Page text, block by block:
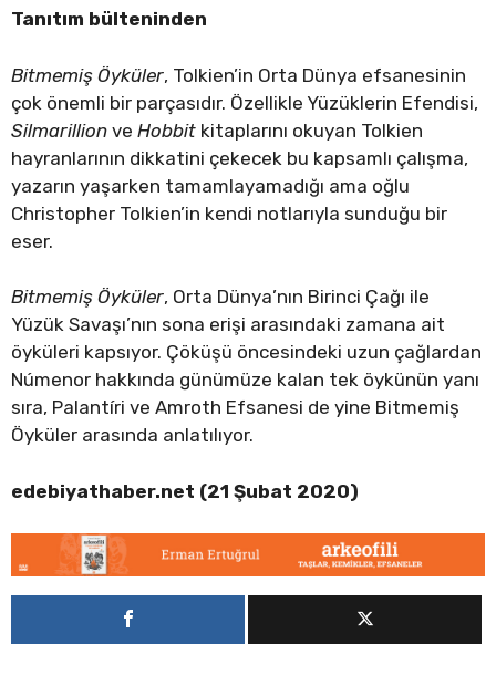
Tanıtım bülteninden
Bitmemiş Öyküler, Tolkien’in Orta Dünya efsanesinin
çok önemli bir parçasıdır. Özellikle Yüzüklerin Efendisi,
Silmarillion ve Hobbit kitaplarını okuyan Tolkien
hayranlarının dikkatini çekecek bu kapsamlı çalışma,
yazarın yaşarken tamamlayamadığı ama oğlu
Christopher Tolkien’in kendi notlarıyla sunduğu bir
eser.
Bitmemiş Öyküler, Orta Dünya’nın Birinci Çağı ile
Yüzük Savaşı’nın sona erişi arasındaki zamana ait
öyküleri kapsıyor. Çöküşü öncesindeki uzun çağlardan
Númenor hakkında günümüze kalan tek öykünün yanı
sıra, Palantíri ve Amroth Efsanesi de yine Bitmemiş
Öyküler arasında anlatılıyor.
edebiyathaber.net (21 Şubat 2020)